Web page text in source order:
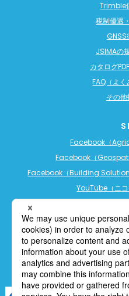
Trimble
税制優遇
GNSS
JSIMAの
カタログ
FAQ（よく
その
Facebook（
Facebook（
Facebook（Building Solution
YouTube（ニコ
YouTube（ビルデ
LINE公式アカ